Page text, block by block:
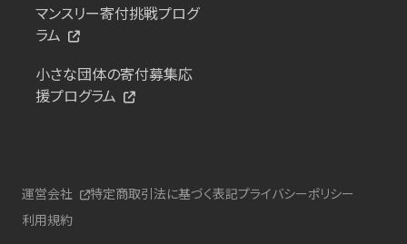
マンスリー寄付挑戦プログ
ラム
小さな団体の寄付募集応
援プログラム
運営会社 特定商取引法に基づく表記プライバシーポリシー
利用規約